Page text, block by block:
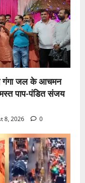
गंगा जल के आचमन
पाप-पंडित संजय
8, 2026 0